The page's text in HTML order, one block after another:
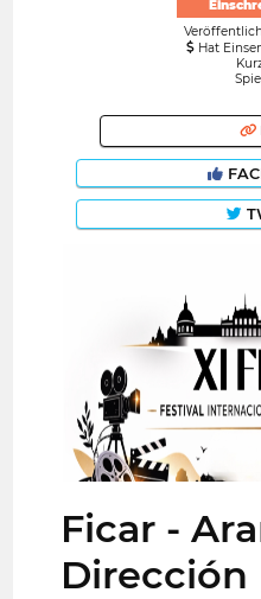
Hat
Ficar -
Dirección